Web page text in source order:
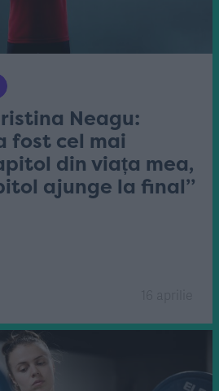
Neagu:
fost cel mai
din viața mea,
ajunge la final”